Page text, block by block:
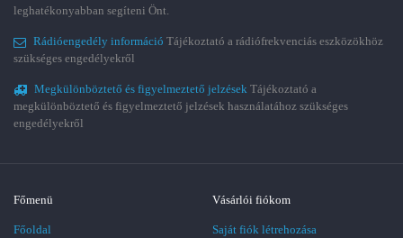
leghatékonyabban segíteni Önt.
Rádióengedély információ Tájékoztató a rádiófrekvenciás eszközökhöz
szükséges engedélyekről
Megkülönböztető és figyelmeztető jelzések Tájékoztató a
megkülönböztető és figyelmeztető jelzések használatához szükséges
engedélyekről
Főmenü
Főoldal
Vásárlói fiókom
Saját fiók létrehozása